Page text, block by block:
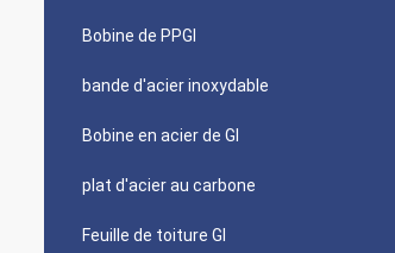
Bobine de PPGI
bande d'acier inoxydable
Bobine en acier de GI
plat d'acier au carbone
Feuille de toiture GI